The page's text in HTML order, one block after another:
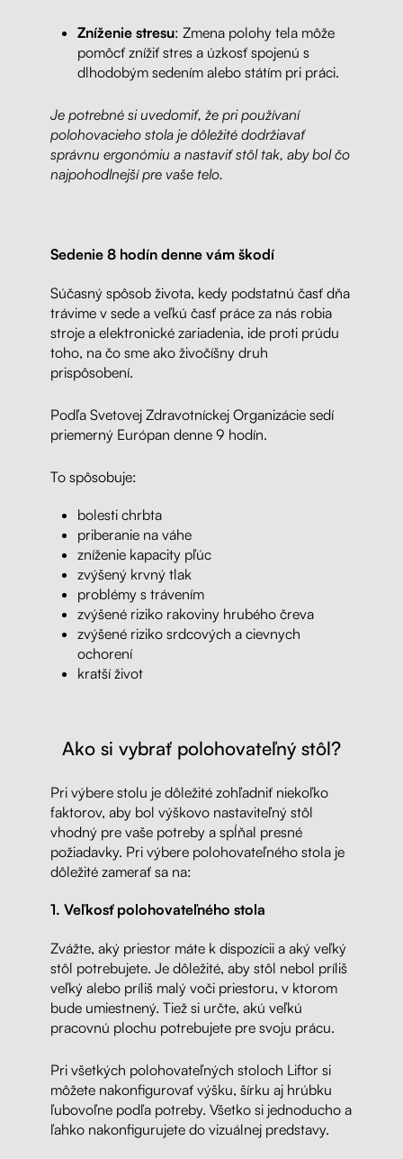
Zníženie stresu: Zmena polohy tela môže
pomôcť znížiť stres a úzkosť spojenú s
dlhodobým sedením alebo státím pri práci.
Je potrebné si uvedomiť, že pri používaní
polohovacieho stola je dôležité dodržiavať
správnu ergonómiu a nastaviť stôl tak, aby bol čo
najpohodlnejší pre vaše telo.
Sedenie 8 hodín denne vám škodí
Súčasný spôsob života, kedy podstatnú časť dňa
trávime v sede a veľkú časť práce za nás robia
stroje a elektronické zariadenia, ide proti prúdu
toho, na čo sme ako živočíšny druh
prispôsobení.
Podľa Svetovej Zdravotníckej Organizácie sedí
priemerný Európan denne 9 hodín.
To spôsobuje:
bolesti chrbta
priberanie na váhe
zníženie kapacity pľúc
zvýšený krvný tlak
problémy s trávením
zvýšené riziko rakoviny hrubého čreva
zvýšené riziko srdcových a cievnych
ochorení
kratší život
Ako si vybrať polohovateľný stôl?
Pri výbere stolu je dôležité zohľadniť niekoľko
faktorov, aby bol výškovo nastaviteľný stôl
vhodný pre vaše potreby a spĺňal presné
požiadavky. Pri výbere polohovateľného stola je
dôležité zamerať sa na:
1. Veľkosť polohovateľného stola
Zvážte, aký priestor máte k dispozícii a aký veľký
stôl potrebujete. Je dôležité, aby stôl nebol príliš
veľký alebo príliš malý voči priestoru, v ktorom
bude umiestnený. Tiež si určte, akú veľkú
pracovnú plochu potrebujete pre svoju prácu.
Pri všetkých polohovateľných stoloch Liftor si
môžete nakonfigurovať výšku, šírku aj hrúbku
ľubovoľne podľa potreby. Všetko si jednoducho a
ľahko nakonfigurujete do vizuálnej predstavy.